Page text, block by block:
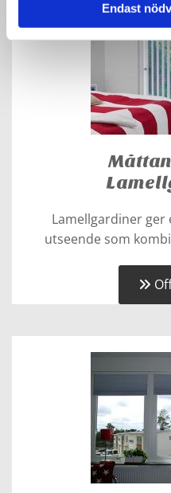
Endast
Lamellgardiner
utseende som